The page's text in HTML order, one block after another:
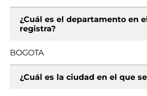
¿Cuál es el departamento en
registra?
BOGOTA
¿Cuál es la ciudad en el que